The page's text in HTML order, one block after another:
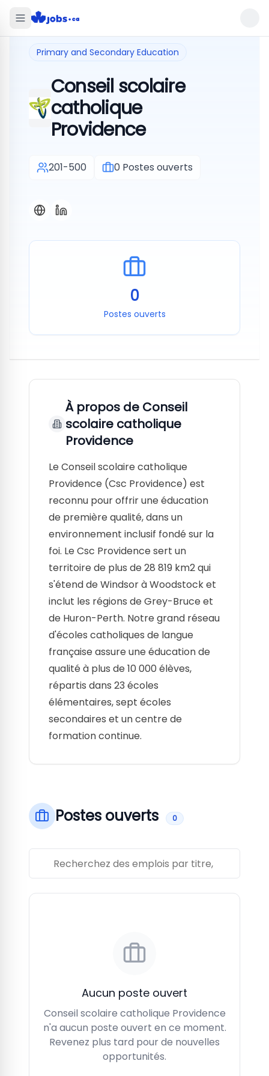
Primary and Secondary Education
Conseil scolaire
catholique
Providence
201-500 0 Postes ouverts
0
Postes ouverts
À propos de Conseil
scolaire catholique
Providence
Le Conseil scolaire catholique
Providence (Csc Providence) est
reconnu pour offrir une éducation
de première qualité, dans un
environnement inclusif fondé sur la
foi. Le Csc Providence sert un
territoire de plus de 28 819 km2 qui
s'étend de Windsor à Woodstock et
inclut les régions de Grey-Bruce et
de Huron-Perth. Notre grand réseau
d'écoles catholiques de langue
française assure une éducation de
qualité à plus de 10 000 élèves,
répartis dans 23 écoles
élémentaires, sept écoles
secondaires et un centre de
formation continue.
Postes ouverts 0
Aucun poste ouvert
Conseil scolaire catholique Providence
n'a aucun poste ouvert en ce moment.
Revenez plus tard pour de nouvelles
opportunités.